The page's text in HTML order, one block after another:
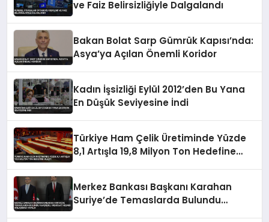
ve Faiz Belirsizliğiyle Dalgalandı
Bakan Bolat Sarp Gümrük Kapısı’nda:
Asya’ya Açılan Önemli Koridor
Kadın İşsizliği Eylül 2012’den Bu Yana
En Düşük Seviyesine İndi
Türkiye Ham Çelik Üretiminde Yüzde
8,1 Artışla 19,8 Milyon Ton Hedefine
Merkez Bankası Başkanı Karahan
Suriye’de Temaslarda Bulundu